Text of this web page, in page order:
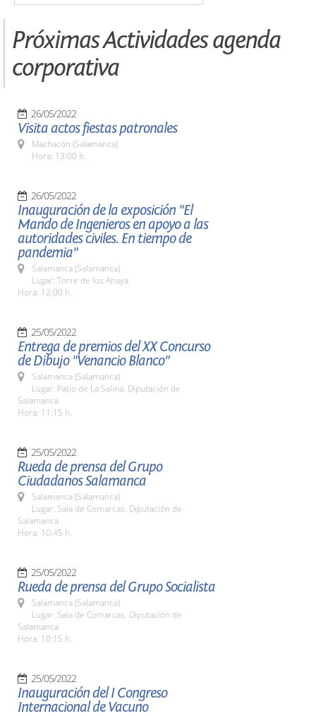
Próximas Actividades agenda
corporativa
26/05/2022
Visita actos fiestas patronales
Machacón (Salamanca)
Hora: 13:00 h.
26/05/2022
Inauguración de la exposición "El
Mando de Ingenieros en apoyo a las
autoridades civiles. En tiempo de
pandemia"
Salamanca (Salamanca)
Lugar: Torre de los Anaya
Hora: 12:00 h.
25/05/2022
Entrega de premios del XX Concurso
de Dibujo "Venancio Blanco"
Salamanca (Salamanca)
Lugar: Patio de La Salina. Diputación de
Salamanca
Hora: 11:15 h.
25/05/2022
Rueda de prensa del Grupo
Ciudadanos Salamanca
Salamanca (Salamanca)
Lugar: Sala de Comarcas. Diputación de
Salamanca
Hora: 10:45 h.
25/05/2022
Rueda de prensa del Grupo Socialista
Salamanca (Salamanca)
Lugar: Sala de Comarcas. Diputación de
Salamanca
Hora: 10:15 h.
25/05/2022
Inauguración del I Congreso
Internacional de Vacuno